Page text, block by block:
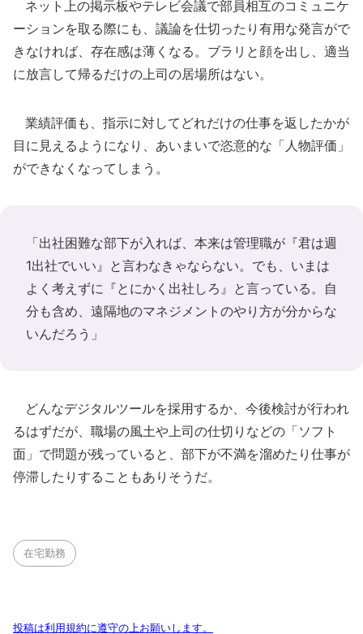
ネット上の掲示板やテレビ会議で部員相互のコミュニケ
ーションを取る際にも、議論を仕切ったり有用な発言がで
きなければ、存在感は薄くなる。ブラリと顔を出し、適当
に放言して帰るだけの上司の居場所はない。
業績評価も、指示に対してどれだけの仕事を返したかが
目に見えるようになり、あいまいで恣意的な「人物評価」
ができなくなってしまう。
「出社困難な部下が入れば、本来は管理職が『君は週
1出社でいい』と言わなきゃならない。でも、いまは
よく考えずに『とにかく出社しろ』と言っている。自
分も含め、遠隔地のマネジメントのやり方が分からな
いんだろう」
どんなデジタルツールを採用するか、今後検討が行われ
るはずだが、職場の風土や上司の仕切りなどの「ソフト
面」で問題が残っていると、部下が不満を溜めたり仕事が
停滞したりすることもありそうだ。
在宅勤務